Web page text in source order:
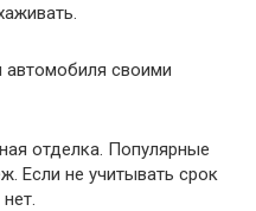
отделка. Популярные
Если не учитывать срок